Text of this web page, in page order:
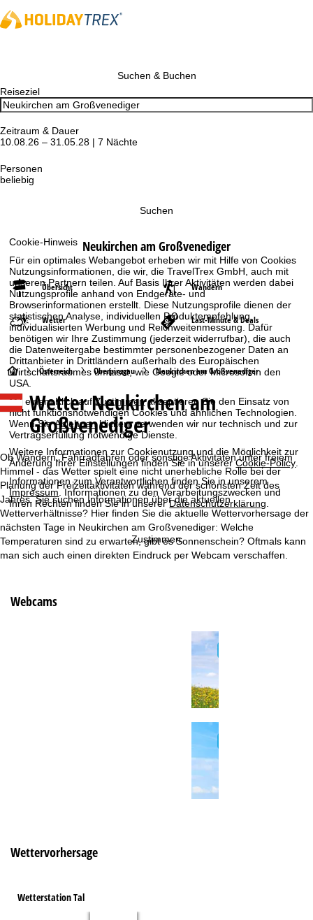
Cookie-Hinweis
Für ein optimales Webangebot erheben wir mit Hilfe von Cookies
Nutzungsinformationen, die wir, die TravelTrex GmbH, auch mit
unseren Partnern teilen. Auf Basis Ihrer Aktivitäten werden dabei
Nutzungsprofile anhand von Endgeräte- und
Browserinformationen erstellt. Diese Nutzungsprofile dienen der
statistischen Analyse, individuellen Produktempfehlung,
individualisierten Werbung und Reichweitenmessung. Dafür
benötigen wir Ihre Zustimmung (jederzeit widerrufbar), die auch
die Datenweitergabe bestimmter personenbezogener Daten an
Drittanbieter in Drittländern außerhalb des Europäischen
Wirtschaftsraumes umfasst, wie Google oder Microsoft in den
USA.
Mit einem Klick aufZustimmenakzeptieren Sie den Einsatz von
nicht funktionsnotwendigen Cookies und ähnlichen Technologien.
Wenn SieAblehnenklicken, verwenden wir nur technisch und zur
Vertragserfüllung notwendige Dienste.
Weitere Informationen zur Cookienutzung und die Möglichkeit zur
Änderung Ihrer Einstellungen finden Sie in unsererCookie-Policy
Informationen zum Verantwortlichen finden Sie in unserem
Impressum . Informationen zu den Verarbeitungszwecken und
Ihren Rechten finden Sie in unsererDatenschutzerklärung
Zustimmen
Suchen & Buchen
Reiseziel
Zeitraum & Dauer
10.08.26 – 31.05.28 | 7 Nächte
Personen
beliebig
Suchen
Neukirchen am Großvenediger
Übersicht Wandern
Wetter Last-Minute & Deals
S
t
a
r
t
s
e
t
Österreich Oberpinzgau Neukirchen am Großvenediger
Wetter Neukirchen am
Großvenediger
Ob Wandern, Fahrradfahren oder sonstige Aktivitäten unter freiem
Himmel - das Wetter spielt eine nicht unerhebliche Rolle bei der
Planung der Freizeitaktivitäten während der schönsten Zeit des
Jahres. Sie suchen Informationen über die aktuellen
Wetterverhältnisse? Hier finden Sie die aktuelle Wettervorhersage der
nächsten Tage in Neukirchen am Großvenediger: Welche
Temperaturen sind zu erwarten, gibt es Sonnenschein? Oftmals kann
man sich auch einen direkten Eindruck per Webcam verschaffen.
Webcams
Wettervorhersage
Wetterstation Tal